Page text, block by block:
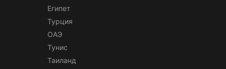
Египет
Турция
ОАЭ
Тунис
Таиланд